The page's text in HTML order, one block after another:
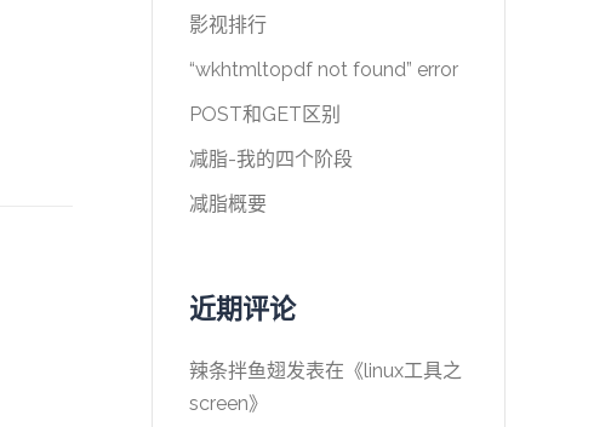
影视排行
“wkhtmltopdf not found” error
POST和GET区别
减脂-我的四个阶段
减脂概要
近期评论
辣条拌鱼翅发表在《linux工具之
screen》